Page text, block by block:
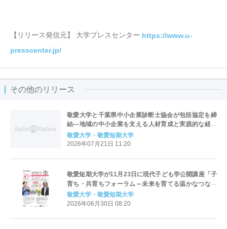
【リリース発信元】 大学プレスセンター https://www.u-
presscenter.jp/
その他のリリース
敬愛大学と千葉県中小企業診断士協会が包括協定を締
結―地域の中小企業を支える人材育成と実践的な経営
教育を推進―
敬愛大学・敬愛短期大学
2026年07月21日 11:20
敬愛短期大学が11月23日に現代子ども学公開講座「子
育ち・共育ちフォーラム～未来を育てる温かなつなが
り～」第2弾「保育はやっぱりおもしろい！！」を開催
敬愛大学・敬愛短期大学
2026年06月30日 08:20